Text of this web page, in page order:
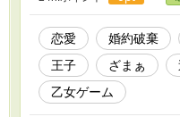
を解除しますか……」 彼女
この国もただでは済まない
とになる。
恋愛 婚約破棄
王子
ざまぁ
乙女ゲーム